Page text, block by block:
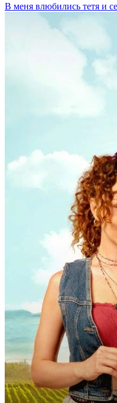
В меня влюбились тетя и